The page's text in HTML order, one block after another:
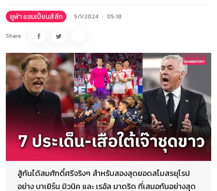
ยูฟ่า แชมเปี้ยนส์ลีก 5/1/2024 05:18
Share
สู้กันได้สมศักดิ์ศรีจริงๆ สำหรับสองสุดยอดสโมสรยุโรป
อย่าง บาเยิร์น มิวนิค และ เรอัล มาดริด ที่เสมอกันอย่างสุด